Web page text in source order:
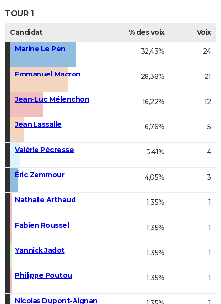
TOUR 1
Candidat % des voix
Voix
Marine Le Pen
32,43% 24
Emmanuel Macron 28,38% 21
Jean-Luc Mélenchon 16,22% 12
Jean Lassalle 6,76% 5
Valérie Pécresse 5,41% 4
Éric Zemmour 4,05% 3
Nathalie Arthaud 1,35% 1
Fabien Roussel 1,35% 1
Yannick Jadot 1,35% 1
Philippe Poutou 1,35% 1
Nicolas Dupont-Aignan